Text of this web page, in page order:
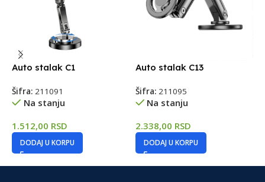
Auto stalak C1
Šifra: 211091
Na stanju
1.512,00 RSD
DODAJ U KORPU
Auto stalak C13
Šifra: 211095
Na stanju
2.338,00 RSD
DODAJ U KORPU